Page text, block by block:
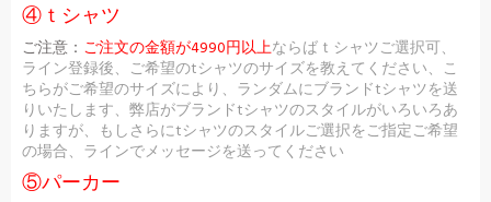
④ｔシャツ
ご注意： ご注文の金額が4990円以上ならばｔシャツご選択可、
ライン登録後、ご希望のtシャツのサイズを教えてください、こ
ちらがご希望のサイズにより、ランダムにブランドtシャツを送
りいたします、弊店がブランドtシャツのスタイルがいろいろあ
りますが、もしさらにtシャツのスタイルご選択をご指定ご希望
の場合、ラインでメッセージを送ってください
⑤パーカー